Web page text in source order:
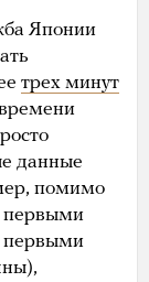
Японии
трех минут
данные
помимо
первыми
первыми